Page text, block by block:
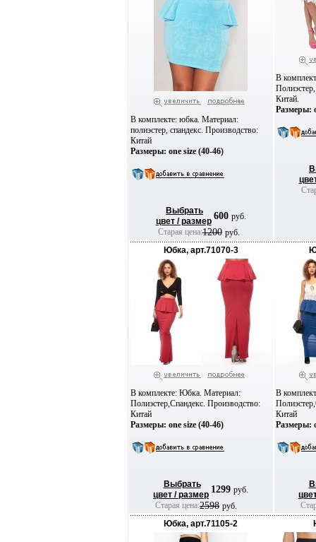
В комплекте: юбка. Материал:
полиэстер, спандекс. Производство:
Китай
Размеры: one size (40-46)
Выбрать
цвет / размер 600 руб.
Старая цена:1200 руб.
В
Китай.
Размеры:
Юбка, арт.71070-3
В комплекте: Юбка. Материал:
Полиэстер,Спандекс. Производство:
Китай
Размеры: one size (40-46)
Выбрать
цвет / размер 1299 руб.
Старая цена:2598 руб.
В
Китай
Размеры:
Юбка, арт.71105-2